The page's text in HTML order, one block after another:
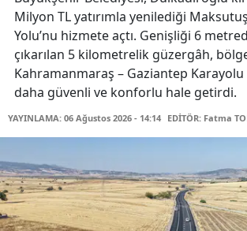
Milyon TL yatırımla yenilediği
Yolu’nu hizmete açtı. Genişliği 6
çıkarılan 5 kilometrelik güzergâh,
Kahramanmaraş – Gaziantep Karayolu
daha güvenli ve konforlu hale getirdi.
YAYINLAMA: 06 Ağustos 2026 - 14:14 EDİTÖR: Fatma